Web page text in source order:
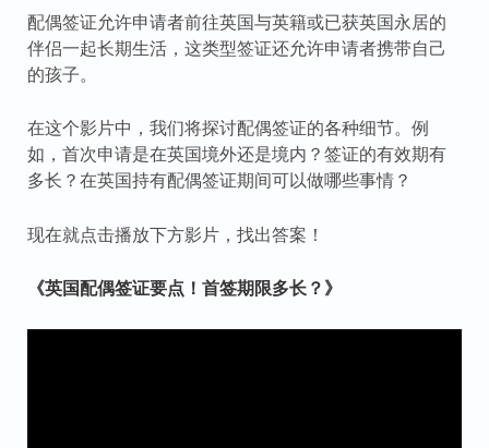
配偶签证允许申请者前往英国与英籍或已获英国永居的
伴侣一起长期生活，这类型签证还允许申请者携带自己
的孩子。
在这个影片中，我们将探讨配偶签证的各种细节。例
如，首次申请是在英国境外还是境内？签证的有效期有
多长？在英国持有配偶签证期间可以做哪些事情？
现在就点击播放下方影片，找出答案！
《英国配偶签证要点！首签期限多长？》